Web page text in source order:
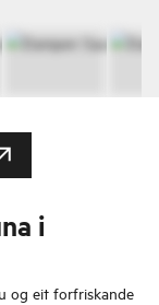
i
og eit forfriskande